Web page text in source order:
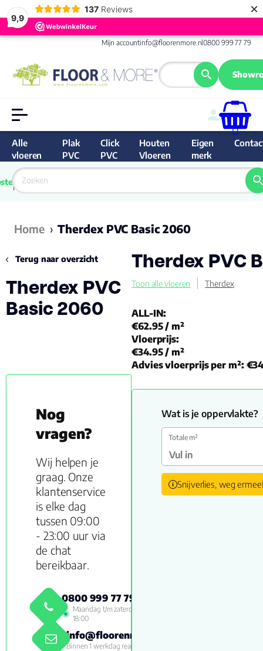
9,9
137 Reviews ×
Mijn accountinfo@floorenmore.nl0800 999 77 79
0
Alle
vloeren
Plak
PVC
Click
PVC
Houten
Vloeren
Eigen
merk
van
Nederland
9.6/10
Home › Therdex PVC Basic 2060
Terug naar overzicht
Therdex PVC
Basic 2060
Nog
vragen?
Wij helpen je
graag. Onze
klantenservice
is elke dag
tussen 09:00
- 23:00 uur via
de chat
bereikbaar.
0800 999 77 79
Maandag t/m zaterdag 09:00 -
18:00
info@floorenmore.nl
Binnen 1 werkdag reactie
Therdex PVC
Toon alle vloeren Therdex
ALL-IN:
€62.95/ m²
Vloerprijs:
€34.95/ m²
Advies vloerprijs per m²:
Wat is je oppervlakte?
Totale m²
Snijverlies, weg